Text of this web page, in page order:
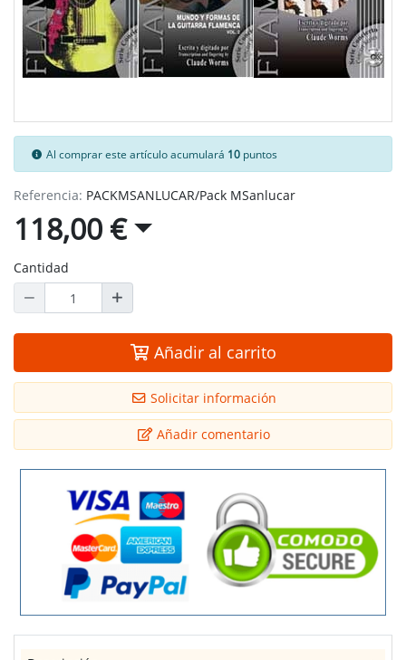
Al comprar este artículo acumulará 10 puntos
Referencia: PACKMSANLUCAR/Pack MSanlucar
118,00 €
Cantidad
Añadir al carrito
Solicitar información
Añadir comentario